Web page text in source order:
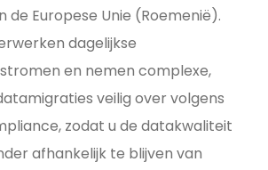
de Europese Unie (Roemenië).
dagelijkse
en nemen complexe,
veilig over volgens
zodat u de datakwaliteit
afhankelijk te blijven van